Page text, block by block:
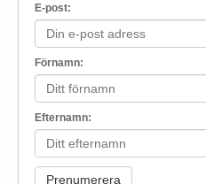
E-post:
Förnamn:
Efternamn: